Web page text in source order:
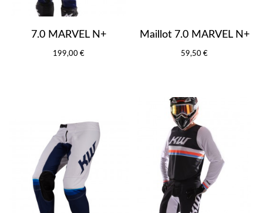
7.0 MARVEL N+
199,00 €
Maillot 7.0 MARVEL N+
59,50 €